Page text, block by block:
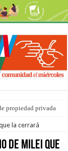
propiedad privada
dónde ir? para este
la cerrará
de Milei que